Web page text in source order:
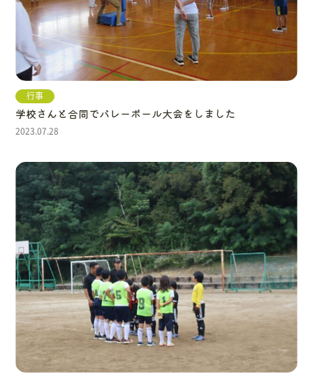
行事
学校さんと合同でバレーボール大会をしました
2023.07.28